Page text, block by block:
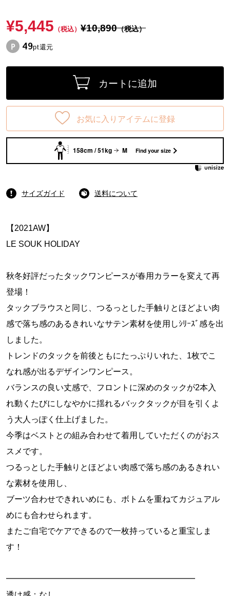
¥5,445 （税込） ¥10,890（税込）
49pt還元
カートに追加
お気に入りアイテムに登録
158cm / 51kg M Find your size
サイズガイド 送料について
【2021AW】
LE SOUK HOLIDAY
秋冬好評だったタックワンピースが春用カラーを変えて再
登場！
タックブラウスと同じ、つるっとした手触りとほどよい肉
感で落ち感のあるきれいなサテン素材を使用しｼﾘｰｽﾞ感を出
しました。
トレンドのタックを前後ともにたっぷりいれた、1枚でこ
なれ感が出るデザインワンピース。
バランスの良い丈感で、フロントに深めのタックが2本入
れ動くたびにしなやかに揺れるバックタックが目を引くよ
う大人っぽく仕上げました。
今季はベストとの組み合わせて着用していただくのがおス
スメです。
つるっとした手触りとほどよい肉感で落ち感のあるきれい
な素材を使用し、
ブーツ合わせできれいめにも、ボトムを重ねてカジュアル
めにも合わせられます。
またご自宅でケアできるので一枚持っていると重宝しま
す！
━━━━━━━━━━━━━━━━━━━━━━━